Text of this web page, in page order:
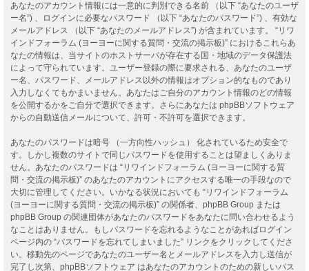
あなたのアカウント情報には一意的に判別できる名前 （以下 “あなたのユーザ
ー名”) 、ログインに必要なパスワード （以下 “あなたのパスワード”) 、有効な
メールアドレス （以下 “あなたのメールアドレス”) が含まれています。 “リワ
インドフォーラム (ヨーヨーに関する質問・交流の掲示板)” におけるこれらあ
なたの情報は、当サイトのホストサーバが存在する国・地域のデータ保護法
によって守られています。ユーザー登録の際に要求される、あなたのユーザ
ー名、パスワード、メールアドレス以外の情報はオプション的なものであり
入力しなくてもかまいません。あなたはご自分のアカウント情報のどの情報
を公開するかをご自分で選択できます。さらにあなたは phpBBソフトウェア
からの自動送信メールについて、許可・不許可を選択できます。
あなたのパスワードは暗号 （一方向性ハッシュ） 化されているため安全で
す。しかし複数のサイトで同じパスワードを使用することは望ましくありま
せん。あなたのパスワードは “リワインドフォーラム (ヨーヨーに関する質
問・交流の掲示板)” のあなたのアカウントにアクセスする唯一の手段なので
大切に管理してください。いかなる状況においても “リワインドフォーラム
(ヨーヨーに関する質問・交流の掲示板)” の関係者、phpBB Group または
phpBB Group の関連団体があなたのパスワードをあなたに問い合わせるよう
なことはありません。もしパスワードを忘れるようなことがあればログイン
ページ内の “パスワードを忘れてしまいました” リンクをクリックしてくださ
い。移動先のページであなたのユーザー名とメールアドレスを入力し送信が
完了し次第、phpBBソフトウェア はあなたのアカウントのための新しいパス